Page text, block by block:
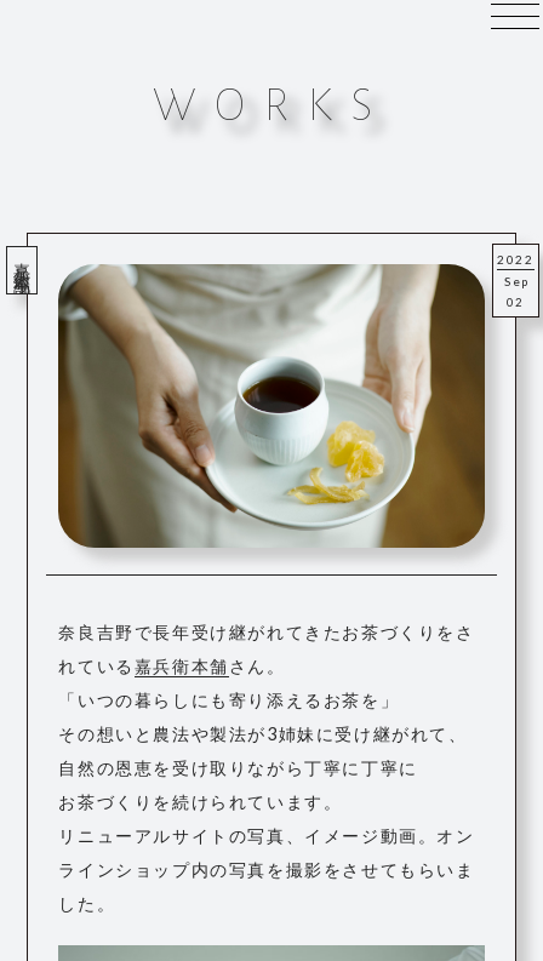
WORKS
2022
Sep
02
嘉兵衛本舗②
奈良吉野で長年受け継がれてきたお茶づくりをさ
れている 嘉兵衛本舗さん。
「いつの暮らしにも寄り添えるお茶を」
その想いと農法や製法が3姉妹に受け継がれて、
自然の恩恵を受け取りながら丁寧に丁寧に
お茶づくりを続けられています。
リニューアルサイトの写真、イメージ動画。オン
ラインショップ内の写真を撮影をさせてもらいま
した。